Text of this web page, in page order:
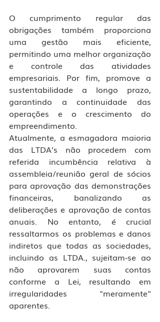
O cumprimento regular das
obrigações também proporciona
uma gestão mais eficiente,
permitindo uma melhor organização
e controle das atividades
empresariais. Por fim, promove a
sustentabilidade a longo prazo,
garantindo a continuidade das
operações e o crescimento do
empreendimento.
Atualmente, a esmagadora maioria
das LTDA’s não procedem com
referida incumbência relativa à
assembleia/reunião geral de sócios
para aprovação das demonstrações
financeiras, banalizando as
deliberações e aprovação de contas
anuais. No entanto, é crucial
ressaltarmos os problemas e danos
indiretos que todas as sociedades,
incluindo as LTDA., sujeitam-se ao
não aprovarem suas contas
conforme a Lei, resultando em
irregularidades "meramente"
aparentes.